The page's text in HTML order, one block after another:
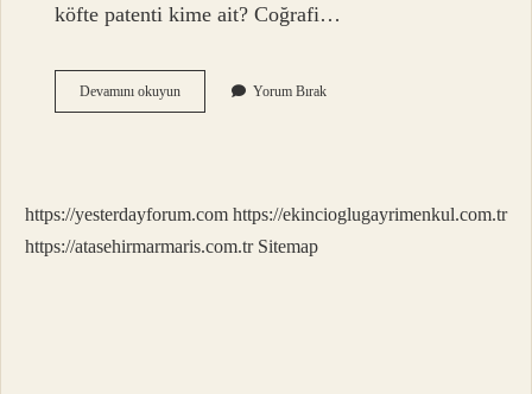
köfte patenti kime ait? Coğrafi…
Devamını okuyunIçli
Köfte
Yorum Bırak
https://yesterdayforum.com https://ekincioglugayrimenkul.com.tr
https://atasehirmarmaris.com.tr Sitemap